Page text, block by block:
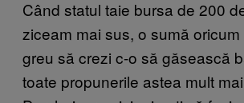
Când statul taie bursa de 200
ziceam mai sus, o sumă
greu să crezi c-o să găsească
toate propunerile astea mult